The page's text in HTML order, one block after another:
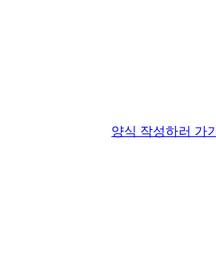
양식 작성하러 가기